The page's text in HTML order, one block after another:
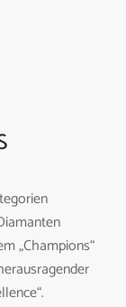
„Champions“